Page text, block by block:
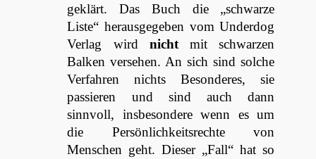
geklärt. Das Buch die „schwarze
Liste“ herausgegeben vom Underdog
Verlag wird nichtmit schwarzen
Balken versehen. An sich sind solche
Verfahren nichts Besonderes, sie
passieren und sind auch dann
sinnvoll, insbesondere wenn es um
die Persönlichkeitsrechte von
Menschen geht. Dieser „Fall“ hat so